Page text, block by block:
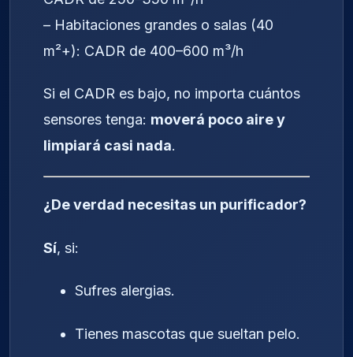
– Habitaciones grandes o salas (40
m²+): CADR de 400–600 m³/h
Si el CADR es bajo, no importa cuántos
sensores tenga: moverá poco aire y
limpiará casi nada.
¿De verdad necesitas un purificador?
Sí, si:
Sufres alergias.
Tienes mascotas que sueltan pelo.